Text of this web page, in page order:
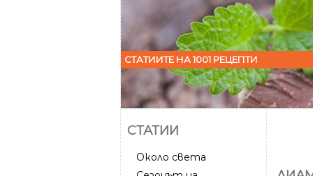
СТАТИИТЕ НА 1001 РЕЦЕПТИ
СТАТИИ
Около света